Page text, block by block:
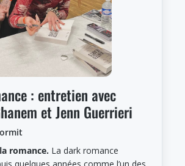
: entretien avec
et Jenn Guerrieri
romance. La dark romance